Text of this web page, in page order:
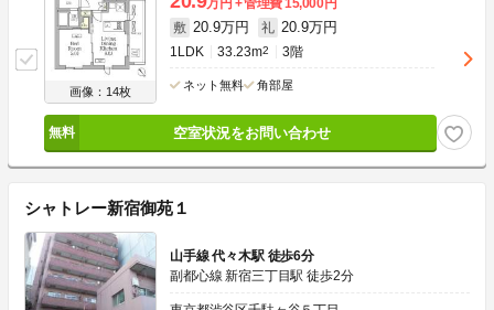
画像：14枚
敷 20.9万円 礼 20.9万円
1LDK 33.23m2 3階
ネット無料 角部屋
空室状況をお問い合わせ
シャトレー新宿御苑１
山手線 代々木駅 徒歩6分
副都心線 新宿三丁目駅 徒歩2分